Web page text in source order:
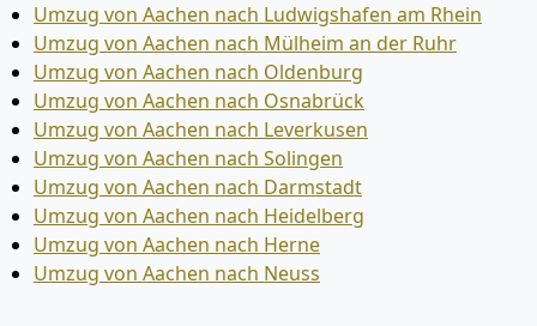
Umzug von Aachen nach Ludwigshafen am Rhein
Umzug von Aachen nach Mülheim an der Ruhr
Umzug von Aachen nach Oldenburg
Umzug von Aachen nach Osnabrück
Umzug von Aachen nach Leverkusen
Umzug von Aachen nach Solingen
Umzug von Aachen nach Darmstadt
Umzug von Aachen nach Heidelberg
Umzug von Aachen nach Herne
Umzug von Aachen nach Neuss